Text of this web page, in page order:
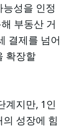
성을 인정
부동산 거
결제를 넘어
확장할
계지만, 1인
성장에 힘